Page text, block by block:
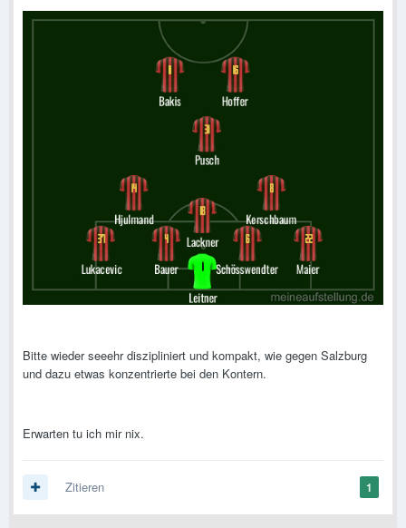
Bitte wieder seeehr diszipliniert und kompakt, wie gegen Salzburg
und dazu etwas konzentrierte bei den Kontern.
Erwarten tu ich mir nix.
1
Zitieren